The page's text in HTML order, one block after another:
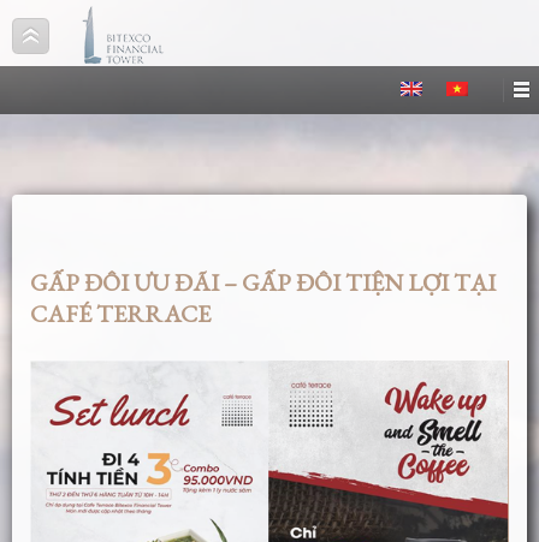
GẤP ĐÔI ƯU ĐÃI – GẤP ĐÔI TIỆN LỢI TẠI
CAFÉ TERRACE